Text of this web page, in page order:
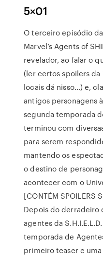
5×01
O terceiro episódio
Marvel’s Agents of
revelador, ao falar o
(ler certos spoilers
locais dá nisso…) e,
antigos personagens
segunda temporada
terminou com
para serem
mantendo os
o destino de
acontecer com o
[CONTÉM SPOILERS
Depois do derradeiro
agentes da
temporada de
primeiro teaser e